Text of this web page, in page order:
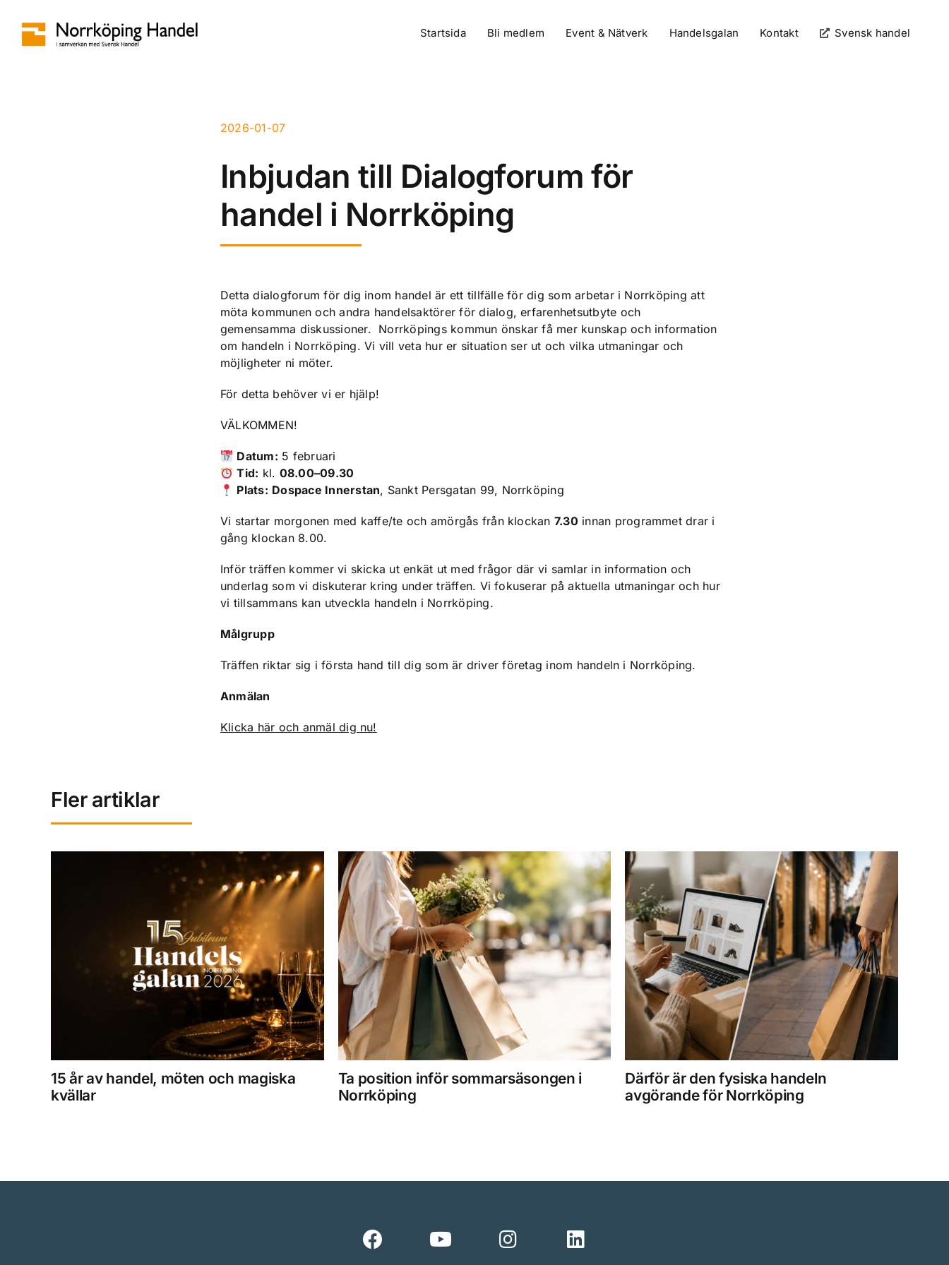
Startsida Bli medlem Event & Nätverk Handelsgalan Kontakt Svensk handel
2026-01-07
Inbjudan till Dialogforum för
handel i Norrköping
Detta dialogforum för dig inom handel är ett tillfälle för dig som arbetar i Norrköping att
möta kommunen och andra handelsaktörer för dialog, erfarenhetsutbyte och
gemensamma diskussioner. Norrköpings kommun önskar få mer kunskap och information
om handeln i Norrköping. Vi vill veta hur er situation ser ut och vilka utmaningar och
möjligheter ni möter.
För detta behöver vi er hjälp!
VÄLKOMMEN!
Datum: 5 februari
Tid: kl. 08.00–09.30
Plats: Dospace Innerstan, Sankt Persgatan 99, Norrköping
Vi startar morgonen med kaffe/te och amörgås från klockan 7.30 innan programmet drar i
gång klockan 8.00.
Inför träffen kommer vi skicka ut enkät ut med frågor där vi samlar in information och
underlag som vi diskuterar kring under träffen. Vi fokuserar på aktuella utmaningar och hur
vi tillsammans kan utveckla handeln i Norrköping.
Målgrupp
Träffen riktar sig i första hand till dig som är driver företag inom handeln i Norrköping.
Anmälan
Klicka här och anmäl dig nu!
Fler artiklar
15 år av handel, möten och magiska
kvällar
Ta position inför sommarsäsongen i
Norrköping
Därför är den fysiska handeln
avgörande för Norrköping